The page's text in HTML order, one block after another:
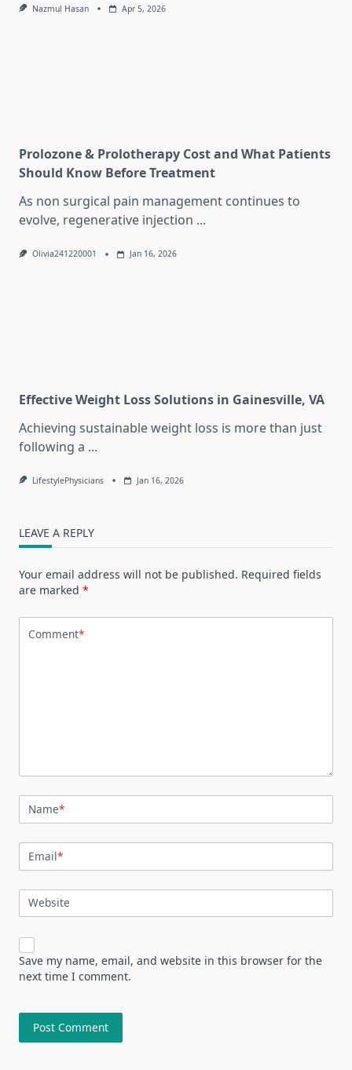
Nazmul Hasan Apr 5, 2026
Prolozone & Prolotherapy Cost and What Patients
Should Know Before Treatment
As non surgical pain management continues to
evolve, regenerative injection ...
Olivia241220001 Jan 16, 2026
Effective Weight Loss Solutions in Gainesville, VA
Achieving sustainable weight loss is more than just
following a ...
LifestylePhysicians Jan 16, 2026
LEAVE A REPLY
Your email address will not be published. Required fields
are marked *
Comment*
Name*
Email*
Website
Save my name, email, and website in this browser for the
next time I comment.